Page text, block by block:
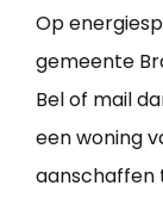
Op
gemeente
Bel of mail
een woning
aanschaffen